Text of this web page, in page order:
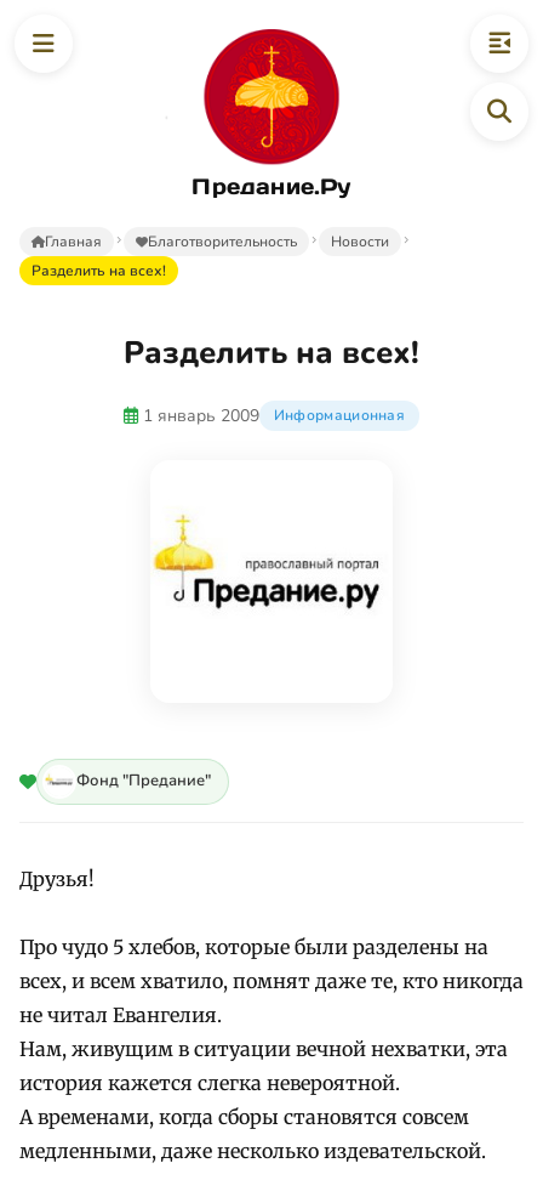
Предание.Ру
Главная Благотворительность
Новости
Разделить на всех!
Разделить на всех!
1 январь 2009 Информационная
Фонд "Предание"
Друзья!
Про чудо 5 хлебов, которые были разделены на
всех, и всем хватило, помнят даже те, кто никогда
не читал Евангелия.
Нам, живущим в ситуации вечной нехватки, эта
история кажется слегка невероятной.
А временами, когда сборы становятся совсем
медленными, даже несколько издевательской.